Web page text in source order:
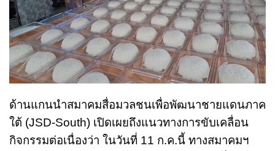
ด้านแกนนำสมาคมสื่อมวลชนเพื่อพัฒนาชายแดนภาค
ใต้ (JSD-South) เปิดเผยถึงแนวทางการขับเคลื่อน
กิจกรรมต่อเนื่องว่า ในวันที่ 11 ก.ค.นี้ ทางสมาคมฯ